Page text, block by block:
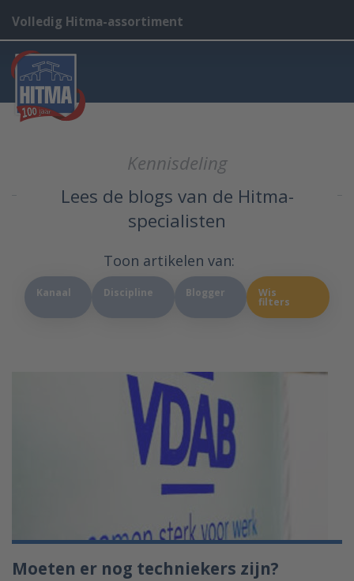
Volledig Hitma-assortiment
Kennisdeling
Lees de blogs van de Hitma-
specialisten
Toon artikelen van:
Kanaal Discipline Blogger Wis
filters
Moeten er nog techniekers zijn?